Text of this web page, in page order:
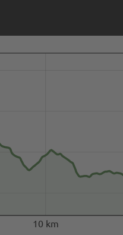
10 km